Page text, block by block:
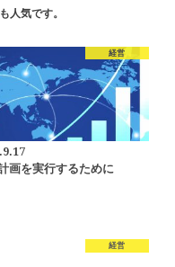
人気です。
経営
画を実行するために
経営